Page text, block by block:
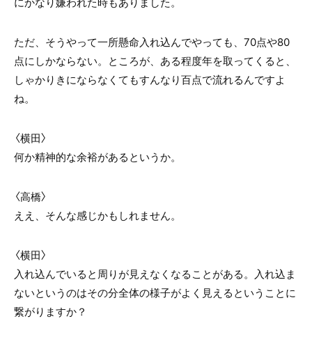
ただ、そうやって一所懸命入れ込んでやっても、70点や80
点にしかならない。ところが、ある程度年を取ってくると、
しゃかりきにならなくてもすんなり百点で流れるんですよ
ね。
〈横田〉
何か精神的な余裕があるというか。
〈高橋〉
ええ、そんな感じかもしれません。
〈横田〉
入れ込んでいると周りが見えなくなることがある。入れ込ま
ないというのはその分全体の様子がよく見えるということに
繋がりますか？